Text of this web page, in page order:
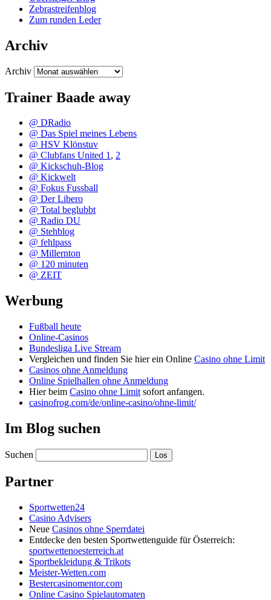
Zebrastreifenblog
Zum runden Leder
Archiv
Archiv
Trainer Baade away
@ DRadio
@ Das Spiel meines Lebens
@ HSV Klönstuv
@ Clubfans United 1, 2
@ Kickschuh-Blog
@ Kickwelt
@ Fokus Fussball
@ Der Libero
@ Total beglubbt
@ Radio DU
@ Stehblog
@ fehlpass
@ Millernton
@ 120 minuten
@ ZEIT
Werbung
Fußball heute
Online-Casinos
Bundesliga Live Stream
Vergleichen und finden Sie hier ein Online Casino ohne Limit
Casinos ohne Anmeldung
Online Spielhallen ohne Anmeldung
Hier beim Casino ohne Limit sofort anfangen.
casinofrog.com/de/online-casino/ohne-limit/
Im Blog suchen
Suchen
Partner
Sportwetten24
Casino Advisers
Neue Casinos ohne Sperrdatei
Entdecke den besten Sportwettenguide für Österreich:
sportwettenoesterreich.at
Sportbekleidung & Trikots
Meister-Wetten.com
Bestercasinomentor.com
Online Casino Spielautomaten